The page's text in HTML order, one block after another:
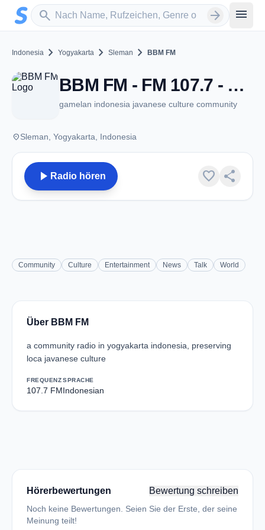
Zum Hauptinhalt springen
search
Sender suchen arrow_forward menu
Indonesia chevron_right Yogyakarta chevron_right Sleman chevron_right BBM FM
BBM FM - FM 107.7 - Sleman
gamelan indonesia javanese culture community
placeSleman, Yogyakarta, Indonesia
play_arrow Radio hören favorite share
Community Culture Entertainment News Talk World
Über BBM FM
a community radio in yogyakarta indonesia, preserving
loca javanese culture
FREQUENZ
107.7 FM
SPRACHE
Indonesian
Hörerbewertungen Bewertung schreiben
Noch keine Bewertungen. Seien Sie der Erste, der seine
Meinung teilt!